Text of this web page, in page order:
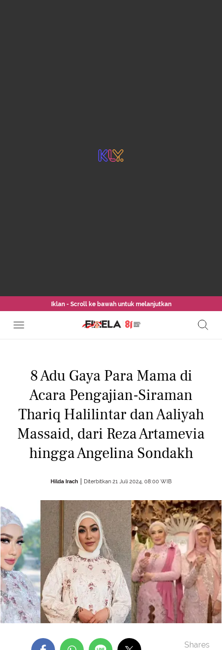
Iklan - Scroll ke bawah untuk melanjutkan
8 Adu Gaya Para Mama di
Acara Pengajian-Siraman
Thariq Halilintar dan Aaliyah
Massaid, dari Reza Artamevia
hingga Angelina Sondakh
Hilda Irach Diterbitkan 21 Juli 2024, 08:00 WIB
Shares